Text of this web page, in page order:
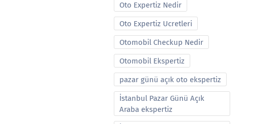
Oto Expertiz Nedir
Oto Expertiz Ucretleri
Otomobil Checkup Nedir
Otomobil Ekspertiz
pazar günü açık oto ekspertiz
İstanbul Pazar Günü Açık
Araba ekspertiz